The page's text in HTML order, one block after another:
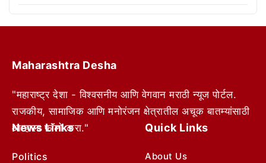
Maharashtra Desha
"महाराष्ट्र देशा - विश्वसनीय आणि वेगवान मराठी न्यूज पोर्टल.
राजकीय, सामाजिक आणि मनोरंजन क्षेत्रातील अचूक बातम्यांसाठी
आम्हाला फॉलो करा."
News Links
Politics
Quick Links
About Us